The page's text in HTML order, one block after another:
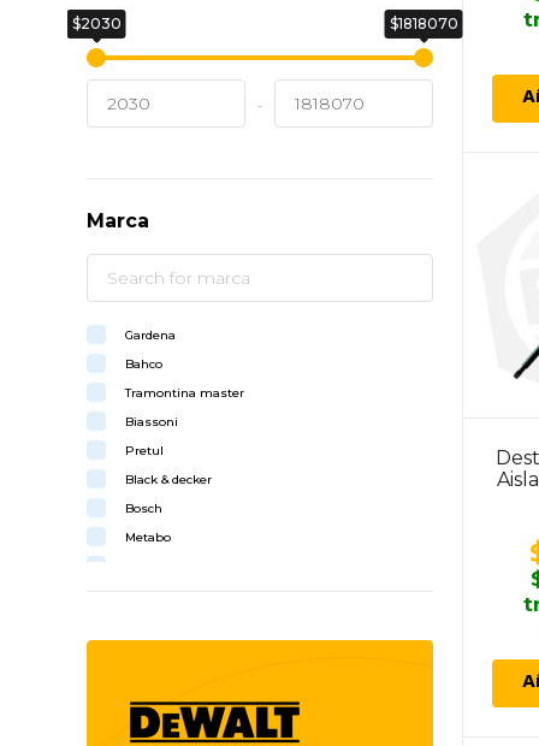
$2030 $1818070
-
Marca
Gardena
Bahco
Tramontina master
Biassoni
Pretul
Black & decker
Bosch
Metabo
Makita
Dewalt